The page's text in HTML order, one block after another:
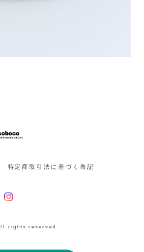
特定商取引法に基づく表記
rights reserved.